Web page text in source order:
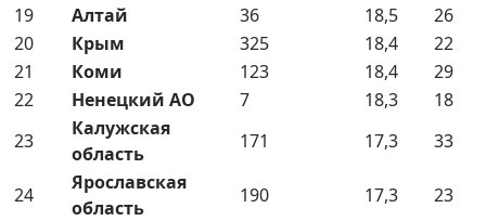
19
Алтай 36 18,5
26
20
Крым 325 18,4
22
21
Коми 123 18,4
29
22
Ненецкий АО 7 18,3
18
23
Калужская
область
171 17,3 33
24
Ярославская
область
190 17,3
23